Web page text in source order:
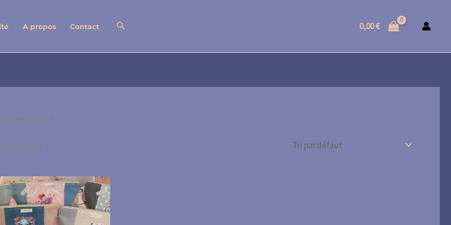
A propos Contact Rechercher 0,00€
beauté
résultat